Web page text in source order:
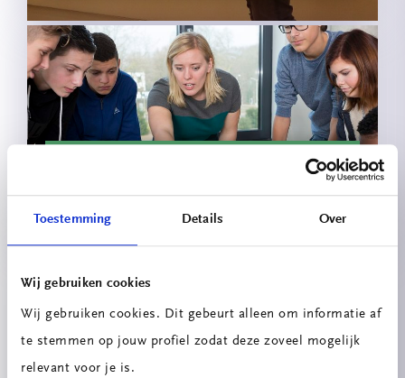
Toestemming Details Over
Wij gebruiken cookies
Wij gebruiken cookies. Dit gebeurt alleen om informatie af
te stemmen op jouw profiel zodat deze zoveel mogelijk
relevant voor je is.
Technologie & Engineering